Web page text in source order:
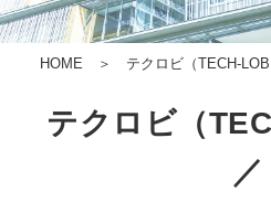
HOME ＞ テクロビ（TECH-
テクロビ（
／